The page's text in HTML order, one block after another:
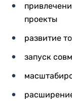
проекты
развитие
запуск